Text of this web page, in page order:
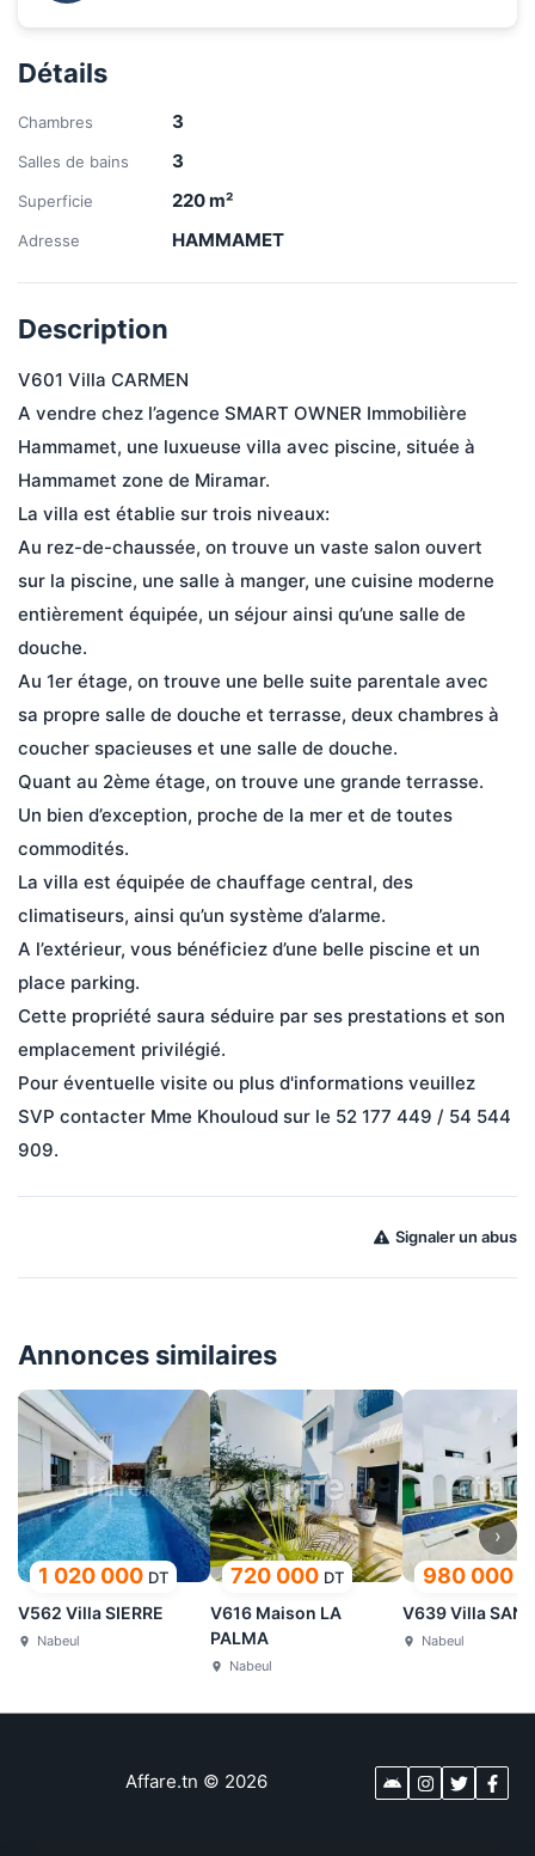
Détails
Chambres 3
Salles de bains 3
Superficie 220m²
Adresse HAMMAMET
Description
V601 Villa CARMEN
A vendre chez l’agence SMART OWNER Immobilière
Hammamet, une luxueuse villa avec piscine, située à
Hammamet zone de Miramar.
La villa est établie sur trois niveaux:
Au rez-de-chaussée, on trouve un vaste salon ouvert
sur la piscine, une salle à manger, une cuisine moderne
entièrement équipée, un séjour ainsi qu’une salle de
douche.
Au 1er étage, on trouve une belle suite parentale avec
sa propre salle de douche et terrasse, deux chambres à
coucher spacieuses et une salle de douche.
Quant au 2ème étage, on trouve une grande terrasse.
Un bien d’exception, proche de la mer et de toutes
commodités.
La villa est équipée de chauffage central, des
climatiseurs, ainsi qu’un système d’alarme.
A l’extérieur, vous bénéficiez d’une belle piscine et un
place parking.
Cette propriété saura séduire par ses prestations et son
emplacement privilégié.
Pour éventuelle visite ou plus d'informations veuillez
SVP contacter Mme Khouloud sur le 52 177 449 / 54 544
909.
Signaler un abus
Annonces similaires
1 020 000 DT
V562 Villa SIERRE
Nabeul
720 000 DT
V616 Maison LA
PALMA
Nabeul
980 000
V639 Villa
Nabeul
›
Affare.tn © 2026